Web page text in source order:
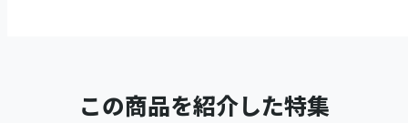
この商品を紹介した特集